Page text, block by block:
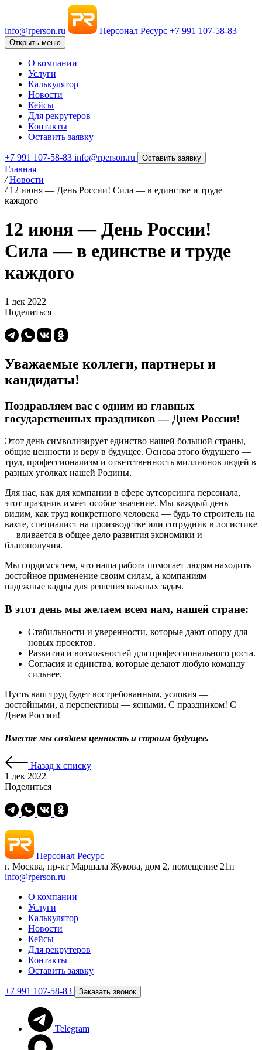
info@rperson.ru Персонал Ресурс +7 991 107-58-83
Открыть меню
О компании
Услуги
Калькулятор
Новости
Кейсы
Для рекрутеров
Контакты
Оставить заявку
+7 991 107-58-83 info@rperson.ru Оставить заявку
Главная
/ Новости
/ 12 июня — День России! Сила — в единстве и труде
каждого
12 июня — День России!
Сила — в единстве и труде
каждого
1 дек 2022
Поделиться
Уважаемые коллеги, партнеры и
кандидаты!
Поздравляем вас с одним из главных
государственных праздников — Днем России!
Этот день символизирует единство нашей большой страны,
общие ценности и веру в будущее. Основа этого будущего —
труд, профессионализм и ответственность миллионов людей в
разных уголках нашей Родины.
Для нас, как для компании в сфере аутсорсинга персонала,
этот праздник имеет особое значение. Мы каждый день
видим, как труд конкретного человека — будь то строитель на
вахте, специалист на производстве или сотрудник в логистике
— вливается в общее дело развития экономики и
благополучия.
Мы гордимся тем, что наша работа помогает людям находить
достойное применение своим силам, а компаниям —
надежные кадры для решения важных задач.
В этот день мы желаем всем нам, нашей стране:
Стабильности и уверенности, которые дают опору для
новых проектов.
Развития и возможностей для профессионального роста.
Согласия и единства, которые делают любую команду
сильнее.
Пусть ваш труд будет востребованным, условия —
достойными, а перспективы — ясными. С праздником! С
Днем России!
Вместе мы создаем ценность и строим будущее.
Назад к списку
1 дек 2022
Поделиться
Персонал Ресурс
г. Москва, пр-кт Маршала Жукова, дом 2, помещение 21п
info@rperson.ru
О компании
Услуги
Калькулятор
Новости
Кейсы
Для рекрутеров
Контакты
Оставить заявку
+7 991 107-58-83 Заказать звонок
Telegram